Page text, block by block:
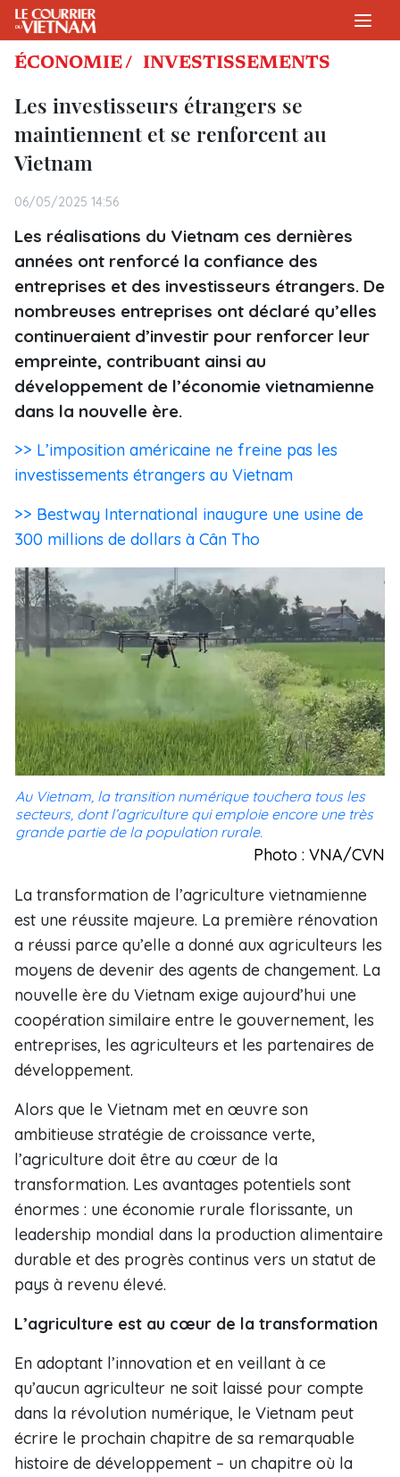
ÉCONOMIE / INVESTISSEMENTS
Les investisseurs étrangers se
maintiennent et se renforcent au
Vietnam
06/05/2025 14:56
Les réalisations du Vietnam ces dernières
années ont renforcé la confiance des
entreprises et des investisseurs étrangers. De
nombreuses entreprises ont déclaré qu’elles
continueraient d’investir pour renforcer leur
empreinte, contribuant ainsi au
développement de l’économie vietnamienne
dans la nouvelle ère.
>> L’imposition américaine ne freine pas les
investissements étrangers au Vietnam
>> Bestway International inaugure une usine de
300 millions de dollars à Cân Tho
Au Vietnam, la transition numérique touchera tous les
secteurs, dont l’agriculture qui emploie encore une très
grande partie de la population rurale.
Photo : VNA/CVN
La transformation de l’agriculture vietnamienne
est une réussite majeure. La première rénovation
a réussi parce qu’elle a donné aux agriculteurs les
moyens de devenir des agents de changement. La
nouvelle ère du Vietnam exige aujourd’hui une
coopération similaire entre le gouvernement, les
entreprises, les agriculteurs et les partenaires de
développement.
Alors que le Vietnam met en œuvre son
ambitieuse stratégie de croissance verte,
l’agriculture doit être au cœur de la
transformation. Les avantages potentiels sont
énormes : une économie rurale florissante, un
leadership mondial dans la production alimentaire
durable et des progrès continus vers un statut de
pays à revenu élevé.
L’agriculture est au cœur de la transformation
En adoptant l’innovation et en veillant à ce
qu’aucun agriculteur ne soit laissé pour compte
dans la révolution numérique, le Vietnam peut
écrire le prochain chapitre de sa remarquable
histoire de développement – un chapitre où la